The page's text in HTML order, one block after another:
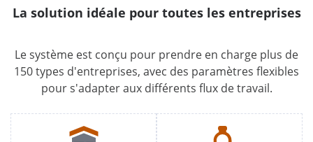
La solution idéale pour toutes les entreprises
Le système est conçu pour prendre en charge plus de
150 types d'entreprises, avec des paramètres flexibles
pour s'adapter aux différents flux de travail.